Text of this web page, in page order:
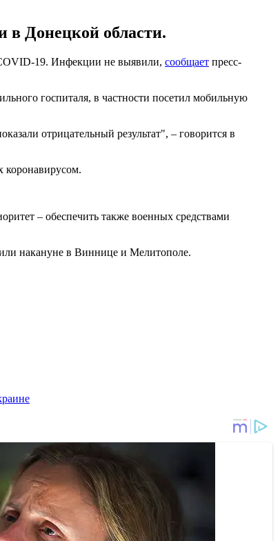
в Донецкой области.
19. Инфекции не выявили, сообщает пресс-
госпиталя, в частности посетил мобильную
отрицательный результат", – говорится в
коронавирусом.
– обеспечить также военных средствами
накануне в Виннице и Мелитополе.